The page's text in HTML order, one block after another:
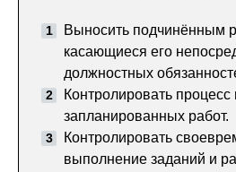
Выносить подчинённым
касающиеся его
должностных
Контролировать
запланированных работ.
Контролировать
выполнение заданий и